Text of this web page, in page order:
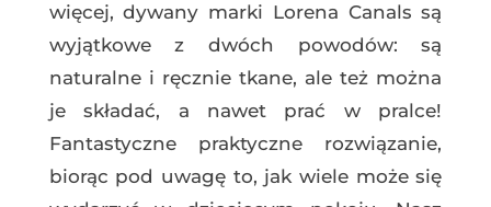
więcej, dywany marki Lorena Canals są
wyjątkowe z dwóch powodów: są
naturalne i ręcznie tkane, ale też można
je składać, a nawet prać w pralce!
Fantastyczne praktyczne rozwiązanie,
biorąc pod uwagę to, jak wiele może się